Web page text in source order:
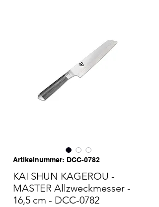
Artikelnummer: DCC-0782
KAI SHUN KAGEROU -
MASTER Allzweckmesser -
16,5 cm - DCC-0782